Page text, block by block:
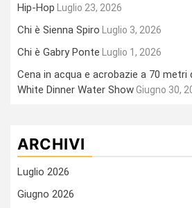
Hip-Hop
Luglio 23, 2026
Chi è Sienna Spiro Luglio 3, 2026
Chi è Gabry Ponte Luglio 1, 2026
Cena in acqua e acrobazie a 70 metri
White Dinner Water ShowGiugno 30,
ARCHIVI
Luglio 2026
Giugno 2026